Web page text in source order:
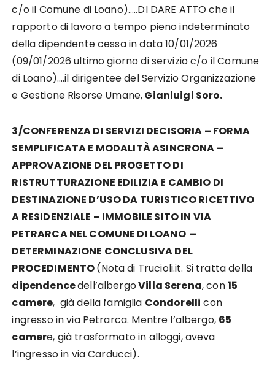
c/o il Comune di Loano)…..DI DARE ATTO che il
rapporto di lavoro a tempo pieno indeterminato
della dipendente cessa in data 10/01/2026
(09/01/2026 ultimo giorno di servizio c/o il Comune
di Loano)….il dirigentee del Servizio Organizzazione
e Gestione Risorse Umane,Gianluigi Soro.
3/CONFERENZA DI SERVIZI DECISORIA – FORMA
SEMPLIFICATA E MODALITÀ ASINCRONA –
APPROVAZIONE DEL PROGETTO DI
RISTRUTTURAZIONE EDILIZIA E CAMBIO DI
DESTINAZIONE D’USO DA TURISTICO RICETTIVO
A RESIDENZIALE – IMMOBILE SITO IN VIA
PETRARCA NEL COMUNE DI LOANO –
DETERMINAZIONE CONCLUSIVA DEL
PROCEDIMENTO(Nota di Trucioli.it. Si tratta della
dipendencedell’albergoVilla Serena, con15
camere, già della famiglia Condorelli con
ingresso in via Petrarca. Mentre l’albergo, 65
camere, già trasformato in alloggi, aveva
l’ingresso in via Carducci).